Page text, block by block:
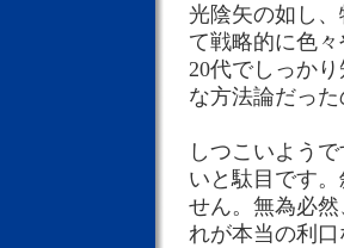
光陰矢の如し
て戦略的に色
20代でしっか
な方法論だっ
しつこいよう
いと駄目です
せん。無為必
れが本当の利